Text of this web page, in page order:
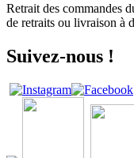
Retrait des commandes
de retraits ou livraison à
Suivez-nous !